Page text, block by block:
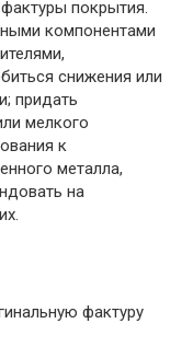
покрытия.
компонентами
снижения или
придать
мелкого
к
металла,
на
фактуру